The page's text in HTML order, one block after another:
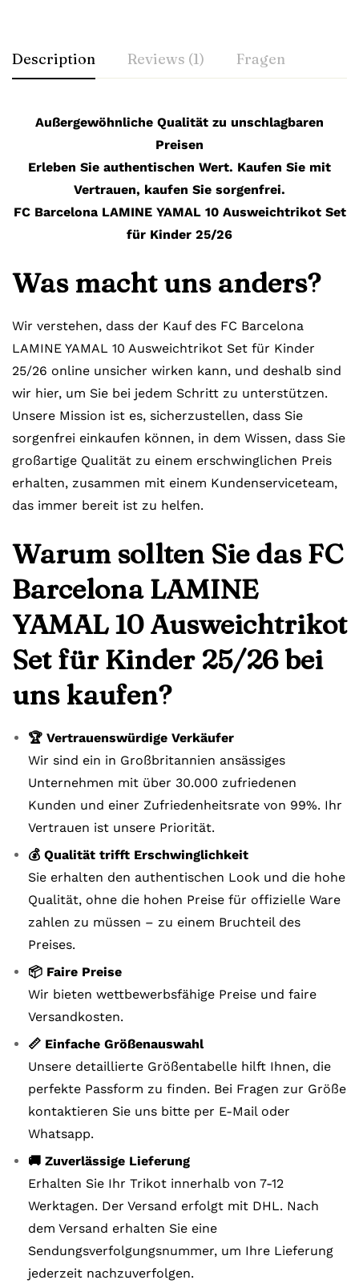
Description Reviews (1) Fragen
Außergewöhnliche Qualität zu unschlagbaren
Preisen
Erleben Sie authentischen Wert. Kaufen Sie mit
Vertrauen, kaufen Sie sorgenfrei.
FC Barcelona LAMINE YAMAL 10 Ausweichtrikot Set
für Kinder 25/26
Was macht uns anders?
Wir verstehen, dass der Kauf des FC Barcelona
LAMINE YAMAL 10 Ausweichtrikot Set für Kinder
25/26 online unsicher wirken kann, und deshalb sind
wir hier, um Sie bei jedem Schritt zu unterstützen.
Unsere Mission ist es, sicherzustellen, dass Sie
sorgenfrei einkaufen können, in dem Wissen, dass Sie
großartige Qualität zu einem erschwinglichen Preis
erhalten, zusammen mit einem Kundenserviceteam,
das immer bereit ist zu helfen.
Warum sollten Sie das FC
Barcelona LAMINE
YAMAL 10 Ausweichtrikot
Set für Kinder 25/26 bei
uns kaufen?
🏆 Vertrauenswürdige Verkäufer
Wir sind ein in Großbritannien ansässiges
Unternehmen mit über 30.000 zufriedenen
Kunden und einer Zufriedenheitsrate von 99%. Ihr
Vertrauen ist unsere Priorität.
💰 Qualität trifft Erschwinglichkeit
Sie erhalten den authentischen Look und die hohe
Qualität, ohne die hohen Preise für offizielle Ware
zahlen zu müssen – zu einem Bruchteil des
Preises.
📦 Faire Preise
Wir bieten wettbewerbsfähige Preise und faire
Versandkosten.
📏 Einfache Größenauswahl
Unsere detaillierte Größentabelle hilft Ihnen, die
perfekte Passform zu finden. Bei Fragen zur Größe
kontaktieren Sie uns bitte per E-Mail oder
Whatsapp.
🚚 Zuverlässige Lieferung
Erhalten Sie Ihr Trikot innerhalb von 7-12
Werktagen. Der Versand erfolgt mit DHL. Nach
dem Versand erhalten Sie eine
Sendungsverfolgungsnummer, um Ihre Lieferung
jederzeit nachzuverfolgen.